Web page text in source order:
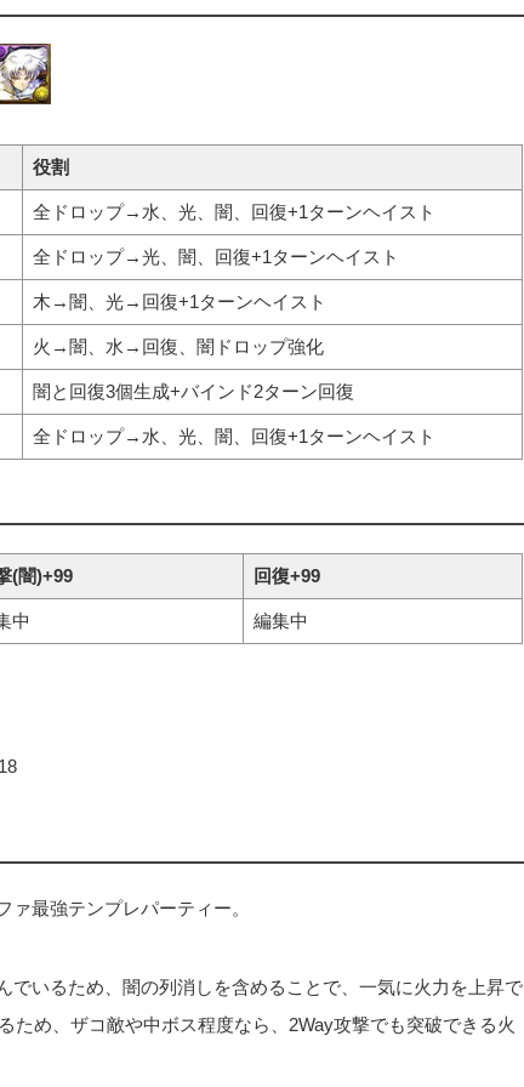
役割
全ドロップ→水、光、闇、回復+1ターンヘイスト
全ドロップ→光、闇、回復+1ターンヘイスト
木→闇、光→回復+1ターンヘイスト
火→闇、水→回復、闇ドロップ強化
闇と回復3個生成+バインド2ターン回復
全ドロップ→水、光、闇、回復+1ターンヘイスト
(闇)+99 回復+99
中 編集中
最強テンプレパーティー。
でいるため、闇の列消しを含めることで、一気に火力を上昇で
ため、ザコ敵や中ボス程度なら、2Way攻撃でも突破できる火